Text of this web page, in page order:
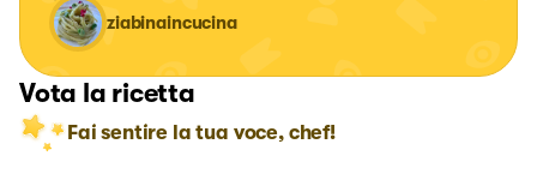
ziabinaincucina
Vota la ricetta
Fai sentire la tua voce, chef!